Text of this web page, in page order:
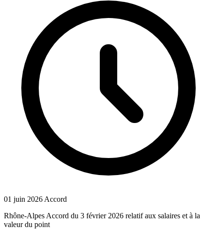
01 juin 2026 Accord
Rhône-Alpes Accord du 3 février 2026 relatif aux salaires et à la
valeur du point